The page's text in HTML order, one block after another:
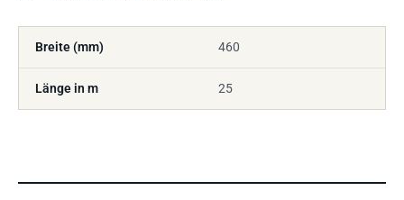
Breite (mm) 460
Länge in m 25